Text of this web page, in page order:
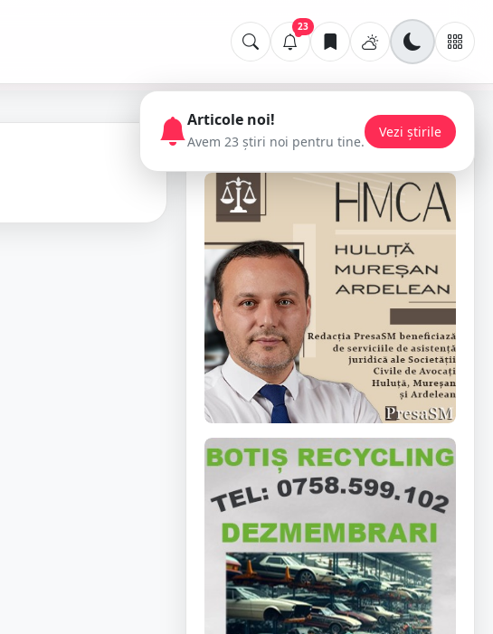
23
📢 Publicitate
Articole noi!
Avem 23 știri noi pentru tine.
Vezi știrile